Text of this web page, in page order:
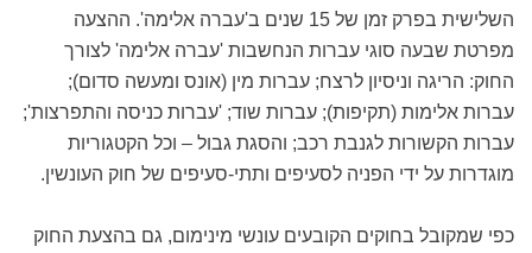
השלישית בפרק זמן של 15 שנים ב'עברה אלימה'. ההצעה
מפרטת שבעה סוגי עברות הנחשבות 'עברה אלימה' לצורך
החוק: הריגה וניסיון לרצח; עברות מין (אונס ומעשה סדום);
עברות אלימות (תקיפות); עברות שוד; 'עברות כניסה והתפרצות';
עברות הקשורות לגנבת רכב; והסגת גבול – וכל הקטגוריות
מוגדרות על ידי הפניה לסעיפים ותתי-סעיפים של חוק העונשין.
כפי שמקובל בחוקים הקובעים עונשי מינימום, גם בהצעת החוק